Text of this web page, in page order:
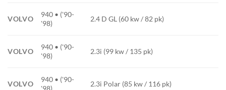
VOLVO
940 • ('90-
'98)
2.4 D GL (60 kw / 82 pk)
VOLVO
940 • ('90-
'98)
2.3i (99 kw / 135 pk)
VOLVO
940 • ('90-
2.3i Polar (85 kw / 116 pk)